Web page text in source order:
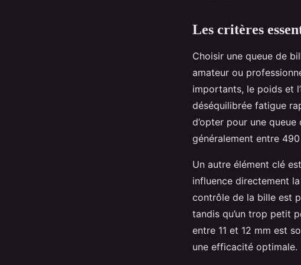
Les critères
Choisir une queue de
amateur ou
importants, le poids et
déséquilibrée fatigue
d’opter pour une
généralement entre
Un autre élément clé
influence directement
contrôle de la bille est
tandis qu’un trop petit
entre 11 et 12 mm est
une efficacité optimale.